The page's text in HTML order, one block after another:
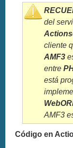
del
cliente
AMF3
entre
está
AMF3
Código en